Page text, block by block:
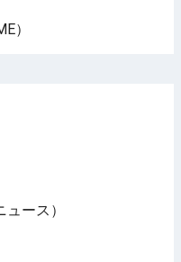
）
ース）